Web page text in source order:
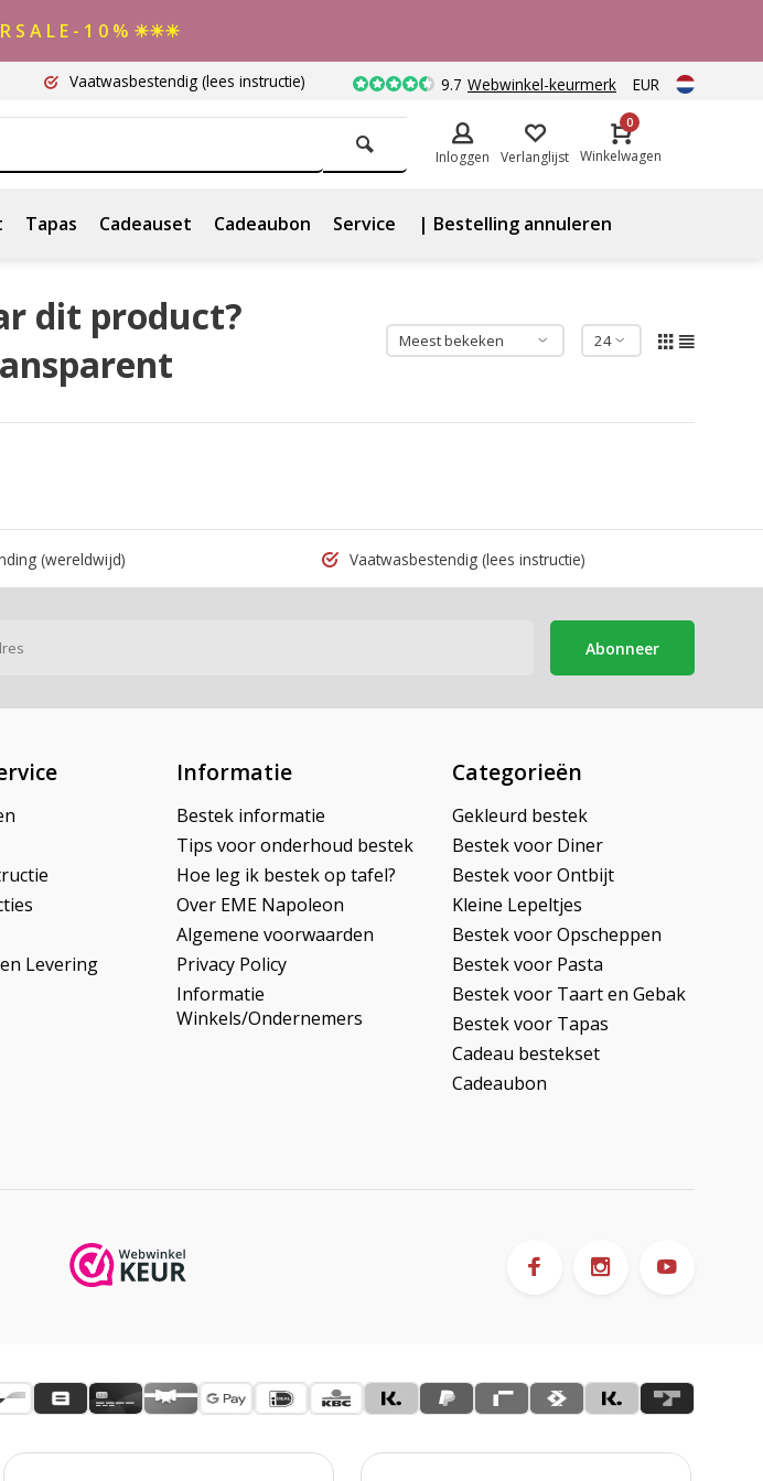
S A L E - 1 0 % ☀☀☀
Vaatwasbestendig (lees instructie) 9.7 Webwinkel-keurmerk EUR
Inloggen Verlanglijst
0
Winkelwagen
Tapas Cadeauset Cadeaubon Service | Bestelling annuleren
dit product?
(wereldwijd) Vaatwasbestendig(lees instructie)
Abonneer
Levering
Informatie
Bestek informatie
Tips voor onderhoud bestek
Hoe leg ik bestek op tafel?
Over EME Napoleon
Algemene voorwaarden
Privacy Policy
Informatie
Winkels/Ondernemers
Categorieën
Gekleurd bestek
Bestek voor Diner
Bestek voor Ontbijt
Kleine Lepeltjes
Bestek voor Opscheppen
Bestek voor Pasta
Bestek voor Taart en Gebak
Bestek voor Tapas
Cadeau bestekset
Cadeaubon